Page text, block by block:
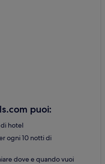
puoi:
di hotel
ogni 10 notti di
dove e quando vuoi